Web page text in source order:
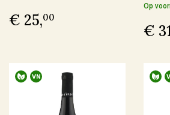
Last Vinute
Ook per fles
€ 25,00
Op
€